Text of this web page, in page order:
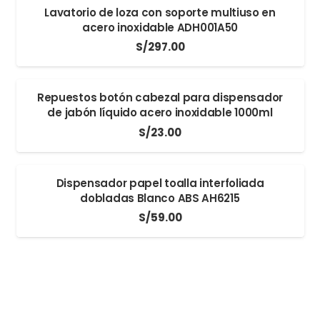
Lavatorio de loza con soporte multiuso en
acero inoxidable ADH001A50
S/297.00
Repuestos botón cabezal para dispensador
de jabón líquido acero inoxidable 1000ml
S/23.00
Dispensador papel toalla interfoliada
dobladas Blanco ABS AH6215
S/59.00